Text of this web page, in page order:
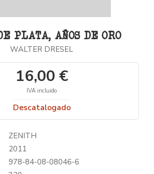
PLATA, AÑOS DE ORO
WALTER DRESEL
16,00 €
IVA incluido
Descatalogado
ZENITH
2011
978-84-08-08046-6